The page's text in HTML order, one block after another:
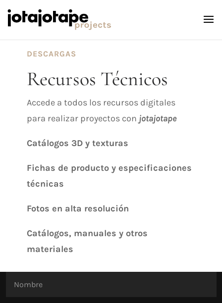
DESCARGAS
Recursos Técnicos
Accede a todos los recursos digitales
para realizar proyectos con jotajotape
Catálogos 3D y texturas
Fichas de producto y especificaciones
técnicas
Fotos en alta resolución
Catálogos, manuales y otros
materiales